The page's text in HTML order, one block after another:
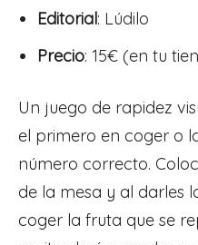
Editorial: Lúdilo
Precio: 15€ (en tu
Un juego de rapidez
el primero en coger o
número correcto. C
de la mesa y al darles
coger la fruta que se